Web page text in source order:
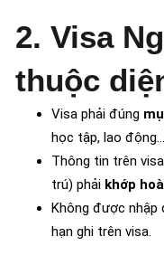
2. Visa
thuộc
Visa phải đúng
học tập, lao
Thông tin trên
trú) phải khớp
Không được nhập
hạn ghi trên visa.